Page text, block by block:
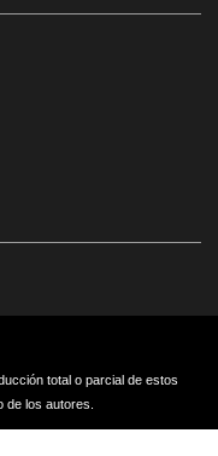
total o parcial de estos
de los autores.